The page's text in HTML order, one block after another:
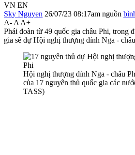
VN EN
Sky Nguyen 26/07/23 08:17am nguồn
A- A A+
Phái đoàn từ 49 quốc gia châu Phi, trong
gia sẽ dự Hội nghị thượng đỉnh Nga -
Hội nghị thượng đỉnh Nga - châu
của 17 nguyên thủ quốc gia các
TASS)